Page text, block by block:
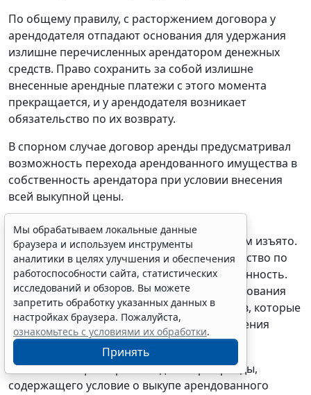
По общему правилу, с расторжением договора у
арендодателя отпадают основания для удержания
излишне перечисленных арендатором денежных
средств. Право сохранить за собой излишне
внесенные арендные платежи с этого момента
прекращается, и у арендодателя возникает
обязательство по их возврату.
В спорном случае договор аренды предусматривал
возможность перехода арендованного имущества в
собственность арендатора при условии внесения
всей выкупной цены.
Договор был расторгнут по требованию
арендодателя. Арендованное имущество им изъято.
В связи с этим прекратилось его обязательство по
передаче имущества арендатору в собственность.
Следовательно, у арендодателя отпали основания
для удержания той части денежных средств, которые
были уплачены арендатором в счет погашения
выкупной цены.
Само по себе расторжение договора аренды,
содержащего условие о выкупе арендованного
Мы обрабатываем локальные данные
браузера и используем инструменты
аналитики в целях улучшения и обеспечения
работоспособности сайта, статистических
исследований и обзоров. Вы можете
запретить обработку указанных данных в
настройках браузера. Пожалуйста,
ознакомьтесь с условиями их обработки.
Принять